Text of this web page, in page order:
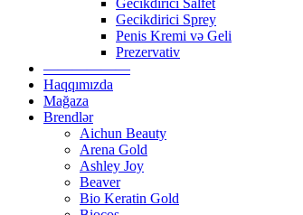
Gecikdirici Salfet
Gecikdirici Sprey
Penis Kremi və Geli
Prezervativ
——————
Haqqımızda
Mağaza
Brendlər
Aichun Beauty
Arena Gold
Ashley Joy
Beaver
Bio Keratin Gold